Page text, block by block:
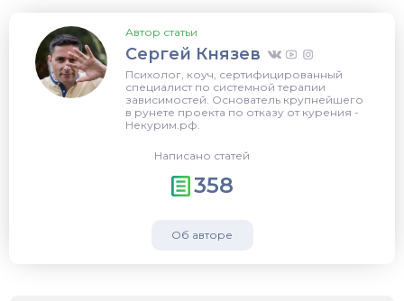
Автор статьи
Сергей Князев
Психолог, коуч, сертифицированный
специалист по системной терапии
зависимостей. Основатель крупнейшего
в рунете проекта по отказу от курения -
Некурим.рф.
Написано статей
358
Об авторе